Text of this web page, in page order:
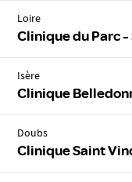
Loire
Clinique du Parc
Isère
Clinique
Doubs
Clinique Saint